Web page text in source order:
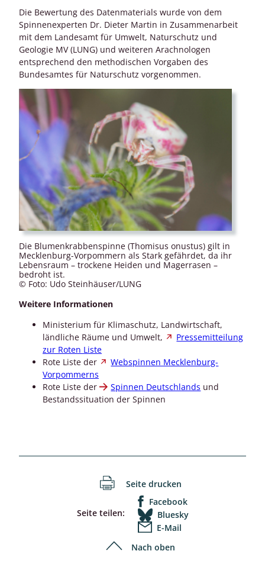
Die Bewertung des Datenmaterials wurde von dem
Spinnenexperten Dr. Dieter Martin in Zusammenarbeit
mit dem Landesamt für Umwelt, Naturschutz und
Geologie MV (LUNG) und weiteren Arachnologen
entsprechend den methodischen Vorgaben des
Bundesamtes für Naturschutz vorgenommen.
Die Blumenkrabbenspinne (Thomisus onustus) gilt in
Mecklenburg-Vorpommern als Stark gefährdet, da ihr
Lebensraum – trockene Heiden und Magerrasen –
bedroht ist.
© Foto: Udo Steinhäuser/LUNG
Weitere Informationen
Ministerium für Klimaschutz, Landwirtschaft,
ländliche Räume und Umwelt,
Pressemitteilung
zur Roten Liste
Rote Liste der
Webspinnen Mecklenburg-
Vorpommerns
Rote Liste der
Spinnen Deutschlands und
Bestandssituation der Spinnen
Seite drucken
Seite teilen:
Facebook
Bluesky
E-Mail
Nach oben